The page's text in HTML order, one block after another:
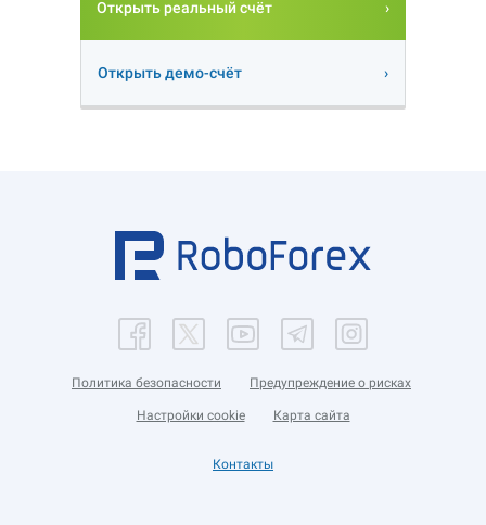
Открыть реальный счёт
Открыть демо-счёт
Политика безопасности Предупреждение о рисках
Настройки cookie Карта сайта
Контакты